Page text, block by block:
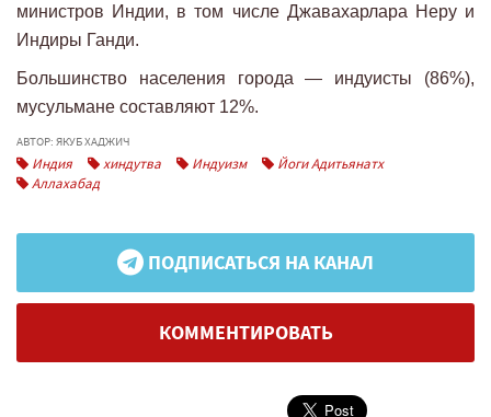
министров Индии, в том числе Джавахарлара Неру и
Индиры Ганди.
Большинство населения города — индуисты (86%),
мусульмане составляют 12%.
АВТОР: ЯКУБ ХАДЖИЧ
Индия хиндутва Индуизм
Йоги Адитьянатх
Аллахабад
ПОДПИСАТЬСЯ НА КАНАЛ
КОММЕНТИРОВАТЬ